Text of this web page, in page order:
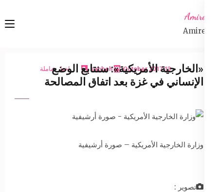
content
Enter)
Amireta
Amireta
13 October 2017
sabbeh اخبار شاملة
«الخارجية الأمريكية»: سنتابع الوضع
الإنساني في غزة بعد اتفاق المصالحة
وزارة الخارجية الأمريكية – صورة أرشيفية
تصوير :